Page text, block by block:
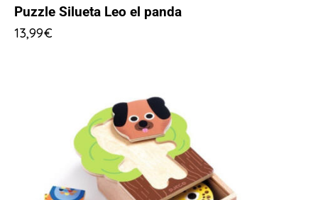
Puzzle Silueta Leo el panda
13,99€